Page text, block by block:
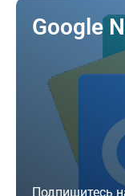
Google
Подпишитесь